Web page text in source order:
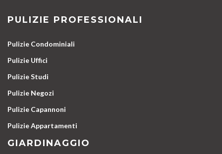
PULIZIE PROFESSIONALI
Pulizie Condominiali
Pulizie Uffici
Pulizie Studi
Pulizie Negozi
Pulizie Capannoni
Pulizie Appartamenti
GIARDINAGGIO